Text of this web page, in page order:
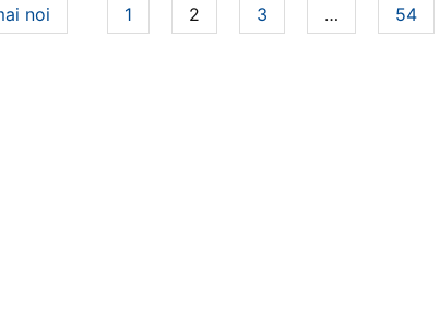
noi pagina
1 pagina
2 pagina
3 … pagina
54